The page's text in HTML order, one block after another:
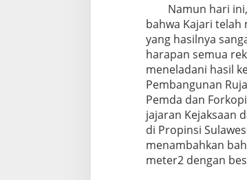
Namun hari ini,
bahwa Kajari
yang hasilnya
harapan semua
meneladani hasil
Pembangunan
Pemda dan
jajaran Kejaksaan
di Propinsi
menambahkan
meter2 dengan